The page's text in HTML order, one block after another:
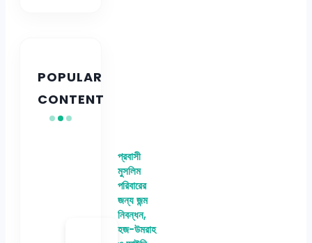
POPULAR
CONTENT
প্রবাসী
মুসলিম
পরিবারের
জন্য জন্ম
নিবন্ধন,
হজ-উমরাহ